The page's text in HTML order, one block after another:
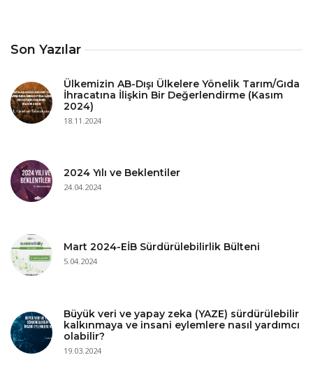
Son Yazılar
Ülkemizin AB-Dışı Ülkelere Yönelik Tarım/Gıda
İhracatına İlişkin Bir Değerlendirme (Kasım
2024)
18.11.2024
2024 Yılı ve Beklentiler
24.04.2024
Mart 2024-EİB Sürdürülebilirlik Bülteni
5.04.2024
Büyük veri ve yapay zeka (YAZE) sürdürülebilir
kalkınmaya ve insani eylemlere nasıl yardımcı
olabilir?
19.03.2024